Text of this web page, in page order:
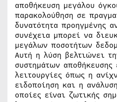
αποθήκευση μεγάλου
παρακολούθηση σε
δυνατότητα προηγμένης
συνέχεια μπορεί να
μεγάλων ποσοτήτων
Αυτή η λύση βελτιώνει
συστημάτων αποθήκευσης
λειτουργίες όπως η
ειδοποίηση και η
οποίες είναι ζωτικής